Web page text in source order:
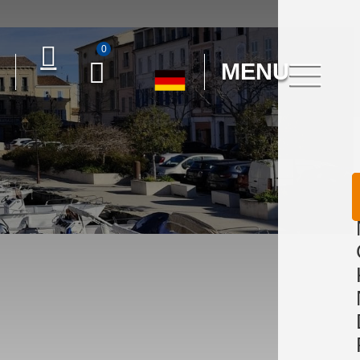
0
MENU